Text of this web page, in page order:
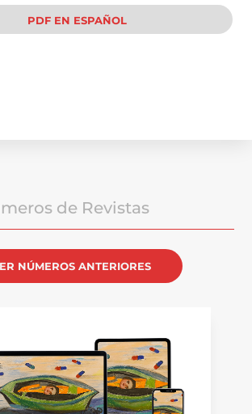
PDF EN ESPAÑOL
de Revistas
NÚMEROS ANTERIORES